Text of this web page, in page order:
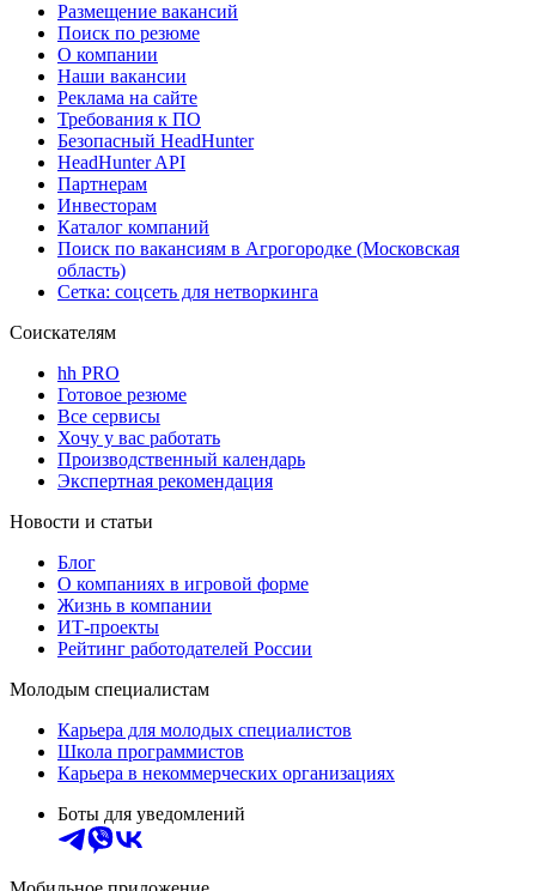
Размещение вакансий
Поиск по резюме
О компании
Наши вакансии
Реклама на сайте
Требования к ПО
Безопасный HeadHunter
HeadHunter API
Партнерам
Инвесторам
Каталог компаний
Поиск по вакансиям в Агрогородке (Московская
область)
Сетка: соцсеть для нетворкинга
Соискателям
hh PRO
Готовое резюме
Все сервисы
Хочу у вас работать
Производственный календарь
Экспертная рекомендация
Новости и статьи
Блог
О компаниях в игровой форме
Жизнь в компании
ИТ-проекты
Рейтинг работодателей России
Молодым специалистам
Карьера для молодых специалистов
Школа программистов
Карьера в некоммерческих организациях
Боты для уведомлений